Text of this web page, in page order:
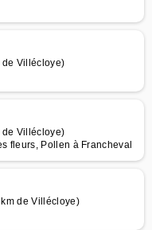
de Villécloye)
de Villécloye)
fleurs, Pollen à Francheval
de Villécloye)